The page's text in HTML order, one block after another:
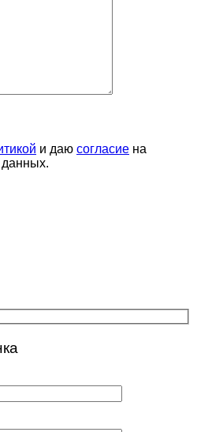
и даю согласие на